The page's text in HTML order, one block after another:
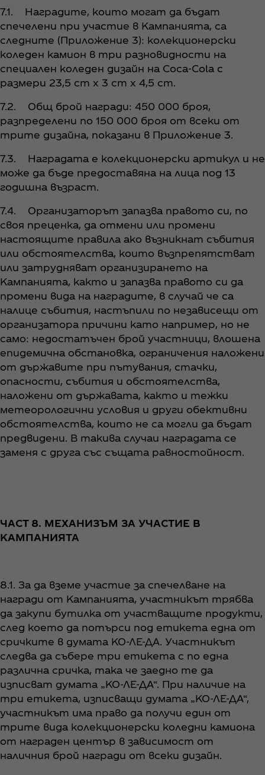
7.1. Наградите, които могат да бъдат
спечелени при участие в Кампанията, са
следните (Приложение 3): колекционерски
коледен камион в три разновидности на
специален коледен дизайн на Coca‑Cola с
размери 23,5 cm х 3 cm х 4,5 cm.
7.2. Общ брой награди: 450 000 броя,
разпределени по 150 000 броя от всеки от
трите дизайна, показани в Приложение 3.
7.3. Наградата е колекционерски артикул и не
може да бъде предоставяна на лица под 13
годишна възраст.
7.4. Организаторът запазва правото си, по
своя преценка, да отмени или промени
настоящите правила ако възникнат събития
или обстоятелства, които възпрепятстват
или затрудняват организирането на
Кампанията, както и запазва правото си да
промени вида на наградите, в случай че са
налице събития, настъпили по независещи от
организатора причини като например, но не
само: недостатъчен брой участници, влошена
епидемична обстановка, ограничения наложени
от държавите при пътувания, стачки,
опасности, събития и обстоятелства,
наложени от държавата, както и тежки
метеорологични условия и други обективни
обстоятелства, които не са могли да бъдат
предвидени. В такива случаи наградата се
заменя с друга със същата равностойност.
ЧАСТ 8. МЕХАНИЗЪМ ЗА УЧАСТИЕ В
КАМПАНИЯТА
8.1. За да вземе участие за спечелване на
награди от Кампанията, участникът трябва
да закупи бутилка от участващите продукти,
след което да потърси под етикета една от
сричките в думата КО-ЛЕ-ДА. Участникът
следва да събере три етикета с по една
различна сричка, така че заедно те да
изписват думата „КО-ЛЕ-ДА“. При наличие на
три етикета, изписващи думата „КО-ЛЕ-ДА“,
участникът има право да получи един от
трите вида колекционерски коледни камиона
от награден център в зависимост от
наличния брой награди от всеки дизайн.